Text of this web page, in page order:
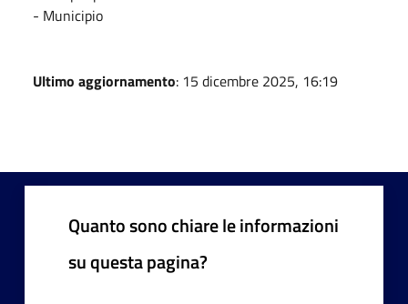
- Municipio
Ultimo aggiornamento: 15 dicembre 2025, 16:19
Quanto sono chiare le informazioni
su questa pagina?